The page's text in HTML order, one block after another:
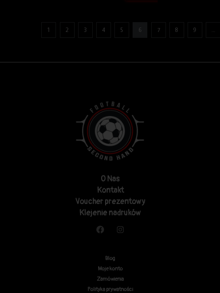
1 2 3 4 5 6 7 8 9 …
O Nas
Kontakt
Voucher prezentowy
Klejenie nadruków
Blog
Moje konto
Zamówienia
Polityka prywatności